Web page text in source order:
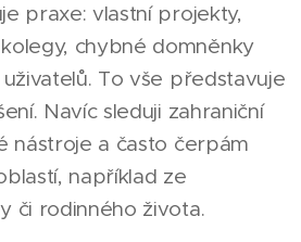
praxe: vlastní projekty,
chybné domněnky
To vše představuje
Navíc sleduji zahraniční
nástroje a často čerpám
například ze
či rodinného života.